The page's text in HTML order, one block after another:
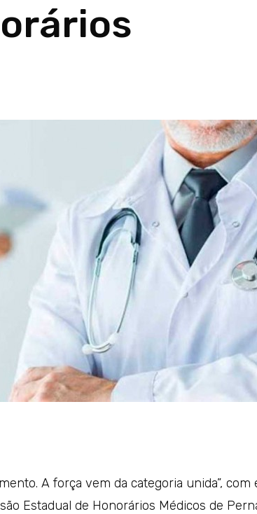
A força vem da categoria unida”, com
Estadual de Honorários Médicos de